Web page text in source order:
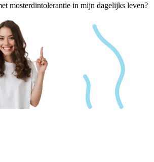
mosterdintolerantie in mijn dagelijks leven?